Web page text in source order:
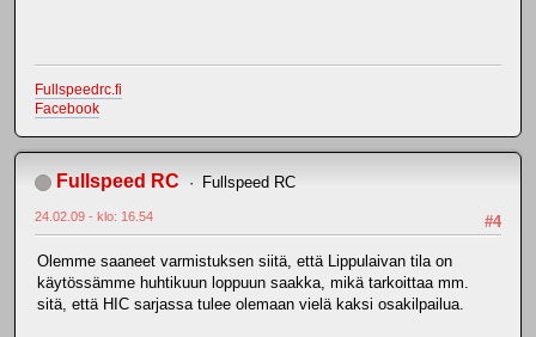
Fullspeedrc.fi
Facebook
Fullspeed RC Fullspeed RC
#4
24.02.09 - klo: 16.54
Olemme saaneet varmistuksen siitä, että Lippulaivan tila on
käytössämme huhtikuun loppuun saakka, mikä tarkoittaa mm.
sitä, että HIC sarjassa tulee olemaan vielä kaksi osakilpailua.